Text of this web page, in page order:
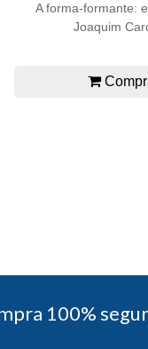
A forma-formante:
Joaquim
100%